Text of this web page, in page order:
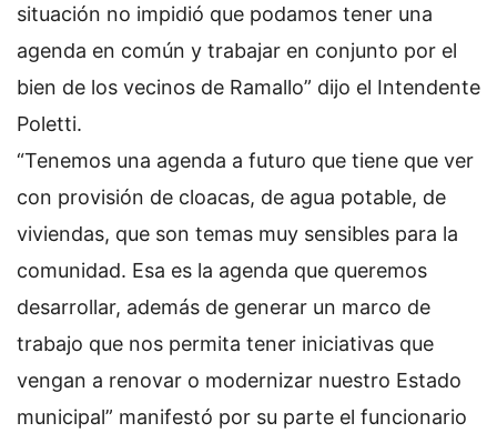
situación no impidió que podamos tener una
agenda en común y trabajar en conjunto por el
bien de los vecinos de Ramallo” dijo el Intendente
Poletti.
“Tenemos una agenda a futuro que tiene que ver
con provisión de cloacas, de agua potable, de
viviendas, que son temas muy sensibles para la
comunidad. Esa es la agenda que queremos
desarrollar, además de generar un marco de
trabajo que nos permita tener iniciativas que
vengan a renovar o modernizar nuestro Estado
municipal” manifestó por su parte el funcionario